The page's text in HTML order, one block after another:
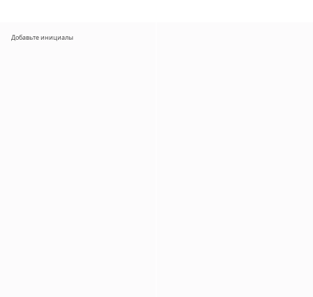
Добавьте инициалы